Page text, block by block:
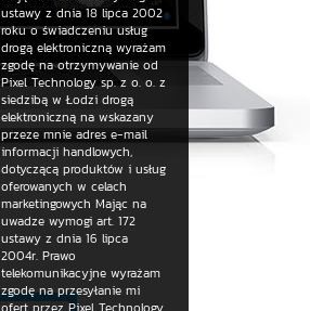
ustawy z dnia 18 lipca 2002
roku o świadczeniu usług
drogą elektroniczną wyrażam
zgodę na otrzymywanie od
Pixel Technology sp. z o. o. z
siedzibą w Łodzi drogą
elektroniczną na wskazany
przeze mnie adres e-mail
informacji handlowych,
dotyczącą produktów i usług
oferowanych w celach
marketingowych Mając na
uwadze wymogi art. 172
ustawy z dnia 16 lipca
2004r. Prawo
telekomunikacyjne wyrażam
zgodę na przesyłanie mi